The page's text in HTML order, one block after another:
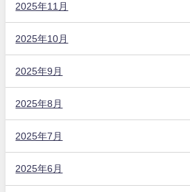
2025年11月
2025年10月
2025年9月
2025年8月
2025年7月
2025年6月